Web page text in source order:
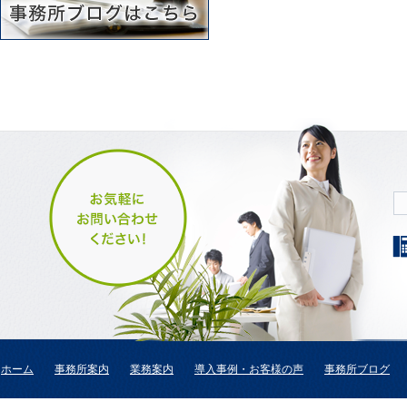
ホーム 事務所案内 業務案内 導入事例・お客様の声 事務所ブログ